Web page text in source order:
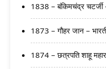
1838 – बंकिमचंद्र चटर्जी
1873 – गौहर जान –
1874 – छत्रपति शाहू